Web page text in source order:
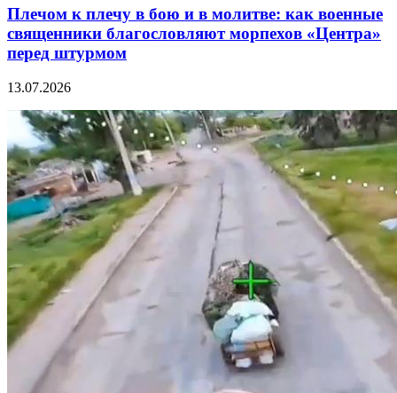
Плечом к плечу в бою и в молитве: как военные
священники благословляют морпехов «Центра»
перед штурмом
13.07.2026